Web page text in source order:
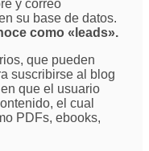
y correo
su base de datos.
como «leads».
que pueden
suscribirse al blog
que el usuario
el cual
PDFs, ebooks,